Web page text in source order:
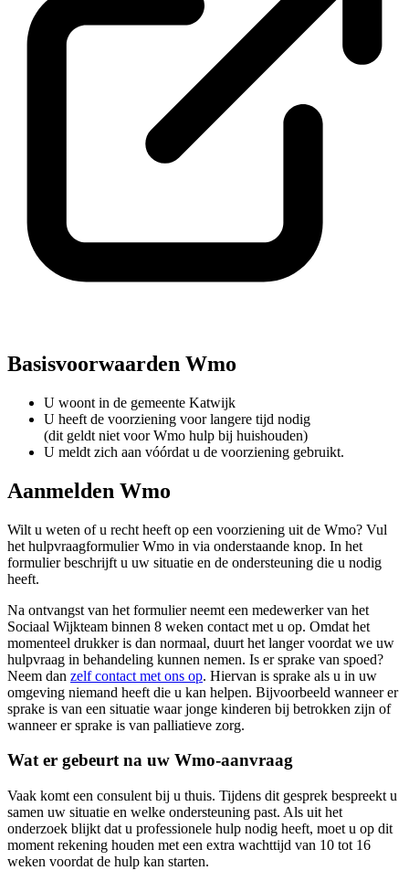
Basisvoorwaarden Wmo
U woont in de gemeente Katwijk
U heeft de voorziening voor langere tijd nodig
(dit geldt niet voor Wmo hulp bij huishouden)
U meldt zich aan vóórdat u de voorziening gebruikt.
Aanmelden Wmo
Wilt u weten of u recht heeft op een voorziening uit de Wmo? Vul
het hulpvraagformulier Wmo in via onderstaande knop. In het
formulier beschrijft u uw situatie en de ondersteuning die u nodig
heeft.
Na ontvangst van het formulier neemt een medewerker van het
Sociaal Wijkteam binnen 8 weken contact met u op. Omdat het
momenteel drukker is dan normaal, duurt het langer voordat we uw
hulpvraag in behandeling kunnen nemen. Is er sprake van spoed?
Neem dan zelf contact met ons op. Hiervan is sprake als u in uw
omgeving niemand heeft die u kan helpen. Bijvoorbeeld wanneer er
sprake is van een situatie waar jonge kinderen bij betrokken zijn of
wanneer er sprake is van palliatieve zorg.
Wat er gebeurt na uw Wmo-aanvraag
Vaak komt een consulent bij u thuis. Tijdens dit gesprek bespreekt u
samen uw situatie en welke ondersteuning past. Als uit het
onderzoek blijkt dat u professionele hulp nodig heeft, moet u op dit
moment rekening houden met een extra wachttijd van 10 tot 16
weken voordat de hulp kan starten.